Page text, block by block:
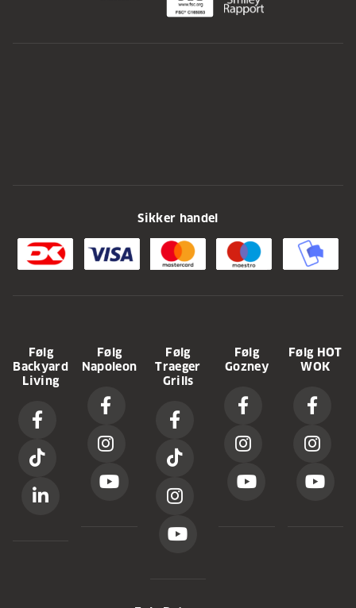
Sikker handel
Følg
Backyard
Living
Følg
Napoleon
Følg
Traeger
Grills
Følg
Gozney
Følg HOT
WOK